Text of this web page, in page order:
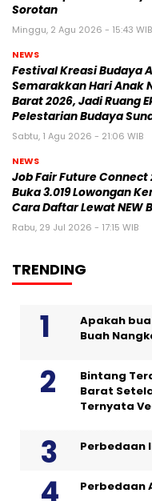
Sorotan
Minggu, 2 Agu 2026 - 15:43 WIB
NEWS
Festival Kreasi Budaya
Semarakkan Hari Anak
Barat 2026, Jadi Ruang
Pelestarian Budaya
Sabtu, 1 Agu 2026 - 21:06 WIB
NEWS
Job Fair Future Connect
Buka 3.019 Lowongan
Cara Daftar Lewat NEW
Rabu, 29 Jul 2026 - 17:15 WIB
TRENDING
Apakah
Buah
Bintang
Barat
Ternyata
Perbedaan
Perbedaan